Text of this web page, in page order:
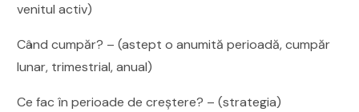
venitul activ)
Când cumpăr? – (astept o anumită perioadă, cumpăr
lunar, trimestrial, anual)
Ce fac în perioade de creștere? – (strategia)